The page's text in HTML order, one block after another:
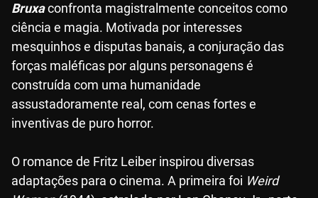
Bruxaconfronta magistralmente conceitos como
ciência e magia. Motivada por interesses
mesquinhos e disputas banais, a conjuração das
forças maléficas por alguns personagens é
construída com uma humanidade
assustadoramente real, com cenas fortes e
inventivas de puro horror.
O romance de Fritz Leiber inspirou diversas
adaptações para o cinema. A primeira foi Weird